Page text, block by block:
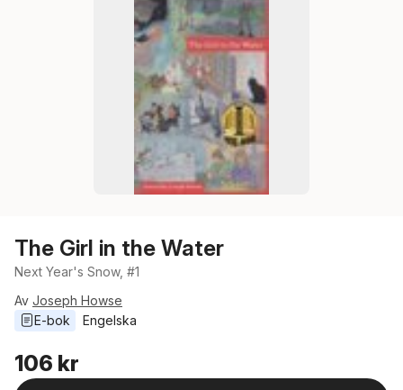
The Girl in the Water
Next Year's Snow, #1
Av Joseph Howse
E-bok
Engelska
106 kr